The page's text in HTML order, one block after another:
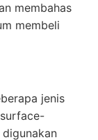
membahas
membeli
jenis